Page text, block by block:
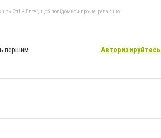
Ctrl + Enter, щоб повідомити про це редакцію
першим Авторизируйтесь